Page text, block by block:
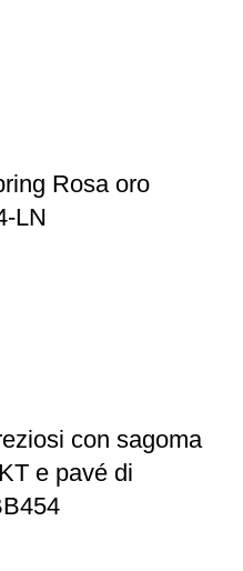
Rosa oro
LN
con sagoma
e pavé di